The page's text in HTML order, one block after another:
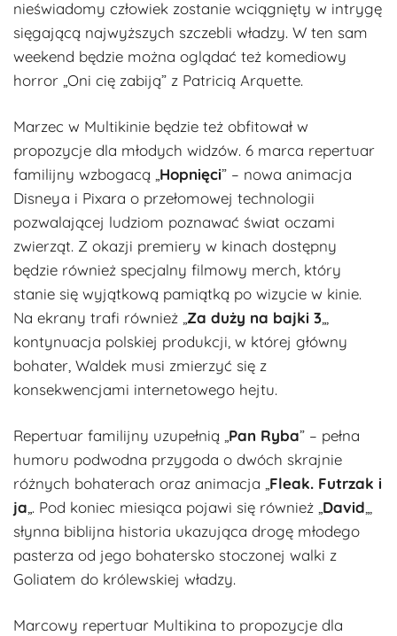
nieświadomy człowiek zostanie wciągnięty w intrygę
sięgającą najwyższych szczebli władzy. W ten sam
weekend będzie można oglądać też komediowy
horror „Oni cię zabiją” z Patricią Arquette.
Marzec w Multikinie będzie też obfitował w
propozycje dla młodych widzów. 6 marca repertuar
familijny wzbogacą „ Hopnięci” – nowa animacja
Disneya i Pixara o przełomowej technologii
pozwalającej ludziom poznawać świat oczami
zwierząt. Z okazji premiery w kinach dostępny
będzie również specjalny filmowy merch, który
stanie się wyjątkową pamiątką po wizycie w kinie.
Na ekrany trafi również „ Za duży na bajki 3
kontynuacja polskiej produkcji, w której główny
bohater, Waldek musi zmierzyć się z
konsekwencjami internetowego hejtu.
Repertuar familijny uzupełnią „ Pan Ryba” – pełna
humoru podwodna przygoda o dwóch skrajnie
różnych bohaterach oraz animacja „ Fleak. Futrzak i
ja „. Pod koniec miesiąca pojawi się również „ David
słynna biblijna historia ukazująca drogę młodego
pasterza od jego bohatersko stoczonej walki z
Goliatem do królewskiej władzy.
Marcowy repertuar Multikina to propozycje dla